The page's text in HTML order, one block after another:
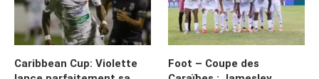
Caribbean Cup: Violette
Foot – Coupe des